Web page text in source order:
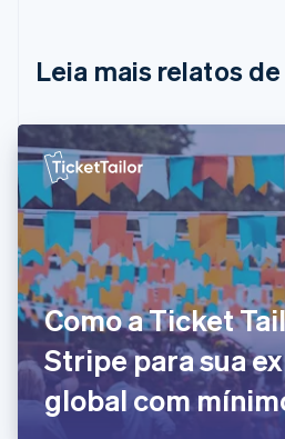
Leia mais relatos
Como a Ticket
Stripe para sua
global com
Bulgária
English Français
China continental
简体中文English
Chipre
English
Croácia
EnglishItaliano
Dinamarca
English
Emirados Árabes Unidos
English
Eslováquia
English